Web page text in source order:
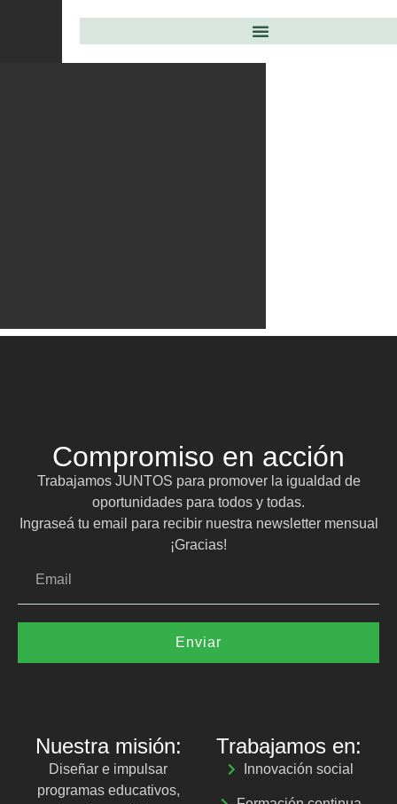
Compromiso en acción
Trabajamos JUNTOS para promover la igualdad de
oportunidades para todos y todas.
Ingraseá tu email para recibir nuestra newsletter mensual
¡Gracias!
Enviar
Nuestra misión:
Diseñar e impulsar
programas educativos,
Trabajamos en:
Innovación social